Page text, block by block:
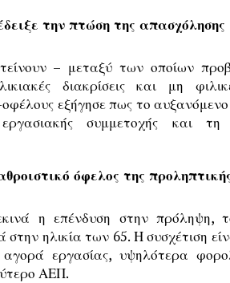
την πτώση της
– μεταξύ των οποίων
διακρίσεις και μη
εξήγησε πως το
συμμετοχής και τη
όφελος της
η επένδυση στην πρόληψη,
ηλικία των 65. Η συσχέτιση
εργασίας, υψηλότερα
ΑΕΠ.